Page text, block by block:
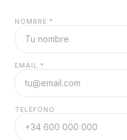
NOMBRE *
EMAIL *
TELÉFONO